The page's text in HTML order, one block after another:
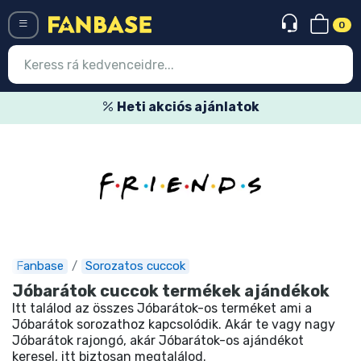
0
Heti akciós ajánlatok
Fanbase Sorozatos cuccok
Jóbarátok cuccok termékek ajándékok
Itt találod az összes Jóbarátok-os terméket ami a
Jóbarátok sorozathoz kapcsolódik. Akár te vagy nagy
Jóbarátok rajongó, akár Jóbarátok-os ajándékot
keresel, itt biztosan megtalálod.
Legújabb cuccok
Express szállítás
Előrendelhető cuccok
Outlet cuccok